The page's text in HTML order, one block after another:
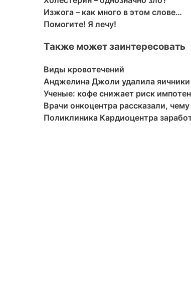
Изжога – как много в этом слове…
Помогите! Я лечу!
Также может заинтересовать
Виды кровотечений
Анджелина Джоли удалила
Ученые: кофе снижает риск
Врачи онкоцентра рассказали,
Поликлиника Кардиоцентра